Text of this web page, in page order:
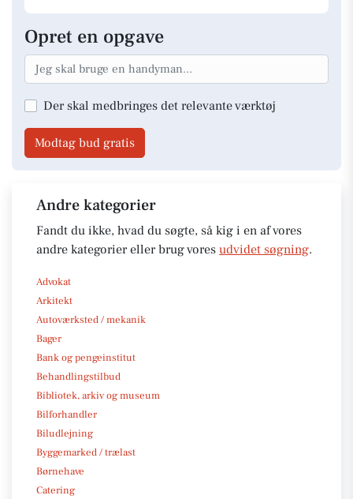
Opret en opgave
Der skal medbringes det relevante værktøj
Modtag bud gratis
Andre kategorier
Fandt du ikke, hvad du søgte, så kig i en af vores
andre kategorier eller brug vores udvidet søgning.
Advokat
Arkitekt
Autoværksted / mekanik
Bager
Bank og pengeinstitut
Behandlingstilbud
Bibliotek, arkiv og museum
Bilforhandler
Biludlejning
Byggemarked / trælast
Børnehave
Catering